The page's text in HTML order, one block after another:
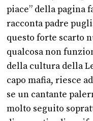
piace” della pagina
racconta padre
questo forte scarto
qualcosa non
della cultura della
capo mafia, riesce
se un cantante
molto seguito